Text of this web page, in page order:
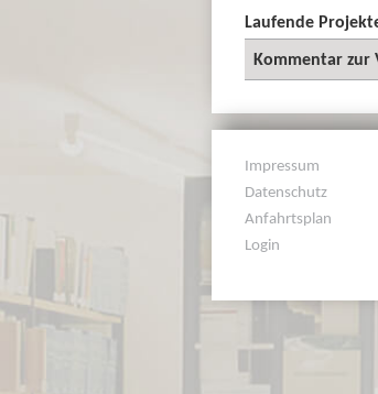
Laufende
Kommentar zur
Impressum
Datenschutz
Anfahrtsplan
Login